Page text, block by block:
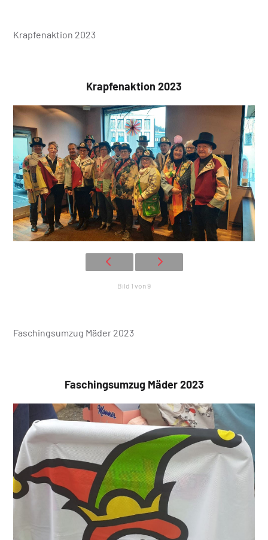
Krapfenaktion 2023
Krapfenaktion 2023
Bild 1 von 9
Faschingsumzug Mäder 2023
Faschingsumzug Mäder 2023